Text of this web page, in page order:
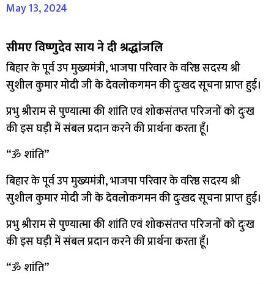
May 13, 2024
सीमए विष्णुदेव साय ने दी श्रद्धांजलि
बिहार के पूर्व उप मुख्यमंत्री, भाजपा परिवार के वरिष्ठ सदस्य श्री
सुशील कुमार मोदी जी के देवलोकगमन की दुःखद सूचना प्राप्त हुई।
प्रभु श्रीराम से पुण्यात्मा की शांति एवं शोकसंतप्त परिजनों को दुःख
की इस घड़ी में संबल प्रदान करने की प्रार्थना करता हूँ।
“ॐ शांति”
बिहार के पूर्व उप मुख्यमंत्री, भाजपा परिवार के वरिष्ठ सदस्य श्री
सुशील कुमार मोदी जी के देवलोकगमन की दुःखद सूचना प्राप्त हुई।
प्रभु श्रीराम से पुण्यात्मा की शांति एवं शोकसंतप्त परिजनों को दुःख
की इस घड़ी में संबल प्रदान करने की प्रार्थना करता हूँ।
“ॐ शांति”